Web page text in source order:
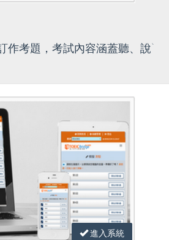
作考題，考試內容涵蓋聽、說`
進入系統